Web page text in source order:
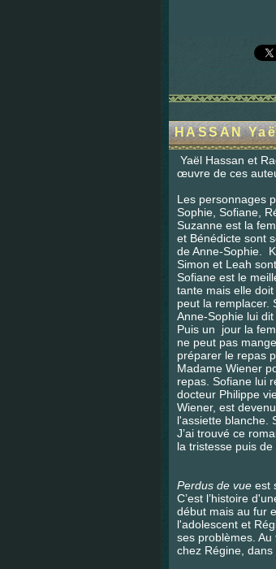
HASSAN
Yaël Hassan et
œuvre de ces
Les personnages
Sophie, Sofiane,
Suzanne est la
et Bénédicte sont
de Anne-Sophie.
Simon et Leah
Sofiane est le
tante mais elle
peut la remplacer.
Anne-Sophie lui
Puis un jour la
ne peut pas
préparer le repas
Madame Wiener
repas. Sofiane lui
docteur Philippe
Wiener, est
l'assiette blanche.
J’ai trouvé ce
la tristesse puis de
Perdus de vue est
C’est l’histoire
début mais au fur
l'adolescent et
ses problèmes.
chez Régine, dans